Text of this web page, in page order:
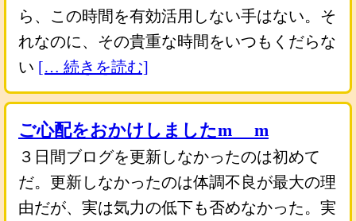
ら、この時間を有効活用しない手はない。そ
れなのに、その貴重な時間をいつもくだらな
い [… 続きを読む]
ご心配をおかけしましたm_ _m
３日間ブログを更新しなかったのは初めて
だ。更新しなかったのは体調不良が最大の理
由だが、実は気力の低下も否めなかった。実